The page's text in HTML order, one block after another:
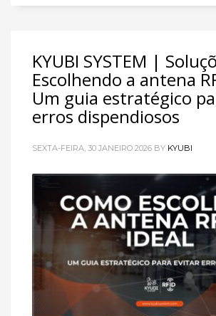
KYUBI SYSTEM |
Escolhendo a antena
Um guia estratégico
erros dispendiosos
SEXTA-FEIRA, 30 JANEIRO 2026 BY KYUBI